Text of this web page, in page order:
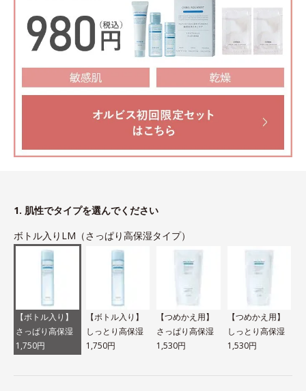
1. 肌性でタイプを選んでください
ボトル入りLM（さっぱり高保湿タイプ）
【ボトル入り】
さっぱり高保湿
1,750円
【ボトル入り】
しっとり高保湿
1,750円
【つめかえ用】
さっぱり高保湿
1,530円
【つめかえ用】
しっとり高保湿
1,530円